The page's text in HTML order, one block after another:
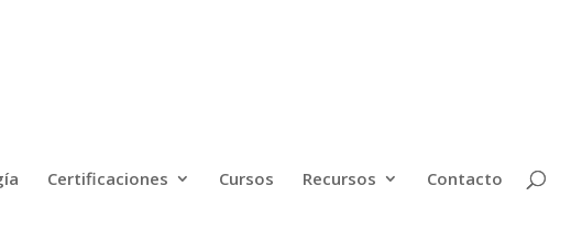
Certificaciones Cursos Recursos Contacto